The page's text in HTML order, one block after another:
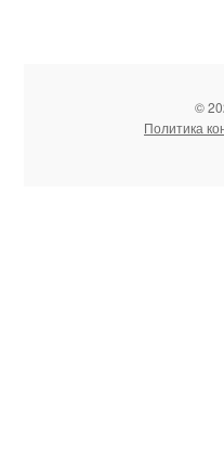
©
Политика